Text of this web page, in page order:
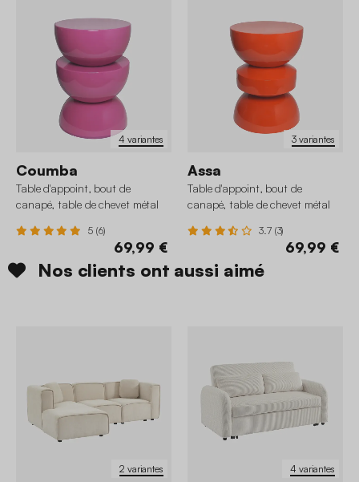
4 variantes
Coumba
Table d'appoint, bout de
canapé, table de chevet métal
5 (6)
69,99 €
3 variantes
Assa
Table d'appoint, bout de
canapé, table de chevet métal
3.7 (3)
69,99 €
Nos clients ont aussi aimé
2 variantes 4 variantes